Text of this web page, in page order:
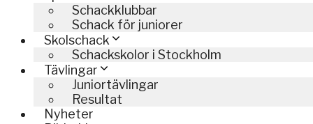
Schackklubbar
Schack för juniorer
Skolschack
Schackskolor i Stockholm
Tävlingar
Juniortävlingar
Resultat
Nyheter